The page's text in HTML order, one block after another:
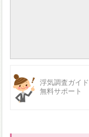
浮気調査ガイド
無料サポート